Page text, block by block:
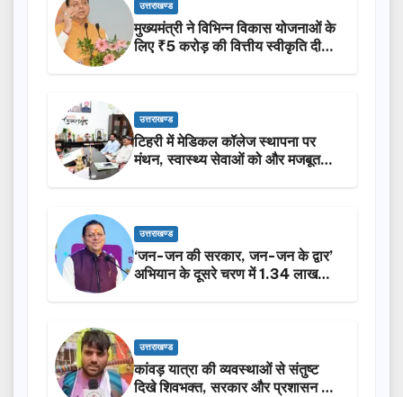
उत्तराखण्ड
मुख्यमंत्री ने विभिन्न विकास योजनाओं के
लिए ₹5 करोड़ की वित्तीय स्वीकृति दी…
उत्तराखण्ड
टिहरी में मेडिकल कॉलेज स्थापना पर
मंथन, स्वास्थ्य सेवाओं को और मजबूत
उत्तराखण्ड
‘जन-जन की सरकार, जन-जन के द्वार’
अभियान के दूसरे चरण में 1.34 लाख
उत्तराखण्ड
कांवड़ यात्रा की व्यवस्थाओं से संतुष्ट
दिखे शिवभक्त, सरकार और प्रशासन की